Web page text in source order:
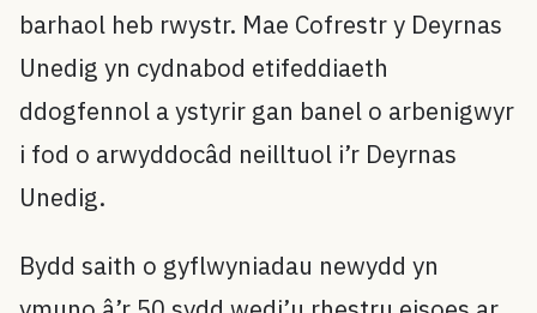
barhaol heb rwystr. Mae Cofrestr y Deyrnas
Unedig yn cydnabod etifeddiaeth
ddogfennol a ystyrir gan banel o arbenigwyr
i fod o arwyddocâd neilltuol i’r Deyrnas
Unedig.
Bydd saith o gyflwyniadau newydd yn